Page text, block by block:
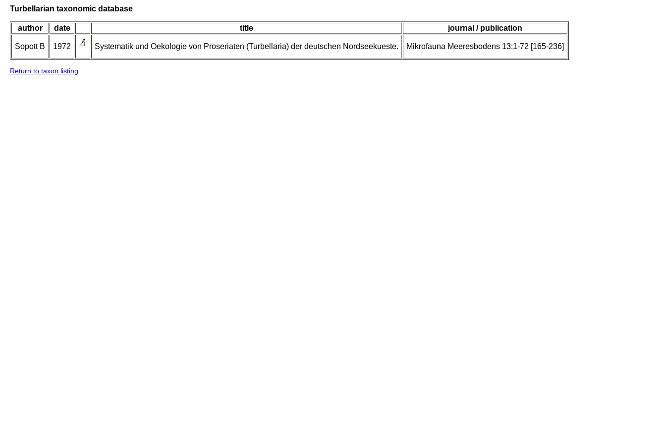
Turbellarian taxonomic database
author date title journal / publication
Sopott B 1972 Systematik und Oekologie von Proseriaten (Turbellaria) der deutschen Nordseekueste. Mikrofauna Meeresbodens 13:1-72 [165-236]
Return to taxon listing